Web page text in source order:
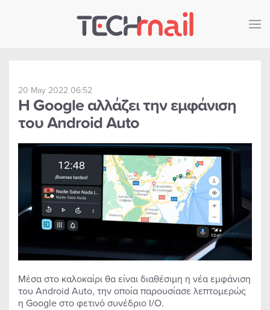
Skip to main content
20 May 2022 06:52
Η Google αλλάζει την εμφάνιση
του Android Auto
Μέσα στο καλοκαίρι θα είναι διαθέσιμη η νέα εμφάνιση
του Android Auto, την οποία παρουσίασε λεπτομερώς
η Google στο φετινό συνέδριο I/O.